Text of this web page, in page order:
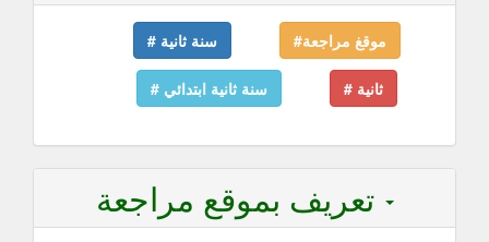
موقغ مراجعة# سنة ثانية #
ثانية # سنة ثانية ابتدائي #
تعريف بموقع مراجعة